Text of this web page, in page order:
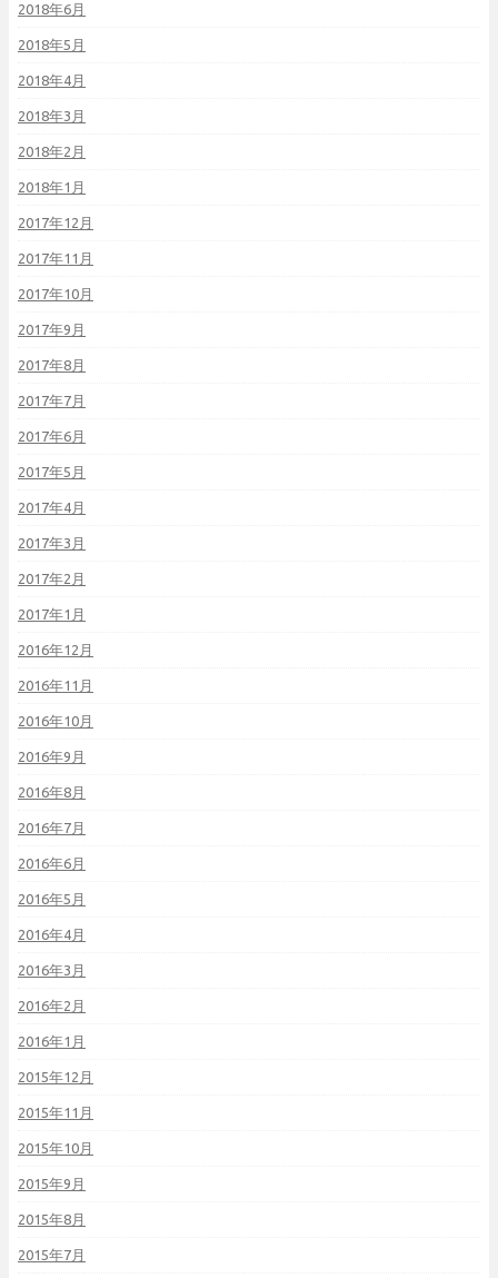
2018年6月
2018年5月
2018年4月
2018年3月
2018年2月
2018年1月
2017年12月
2017年11月
2017年10月
2017年9月
2017年8月
2017年7月
2017年6月
2017年5月
2017年4月
2017年3月
2017年2月
2017年1月
2016年12月
2016年11月
2016年10月
2016年9月
2016年8月
2016年7月
2016年6月
2016年5月
2016年4月
2016年3月
2016年2月
2016年1月
2015年12月
2015年11月
2015年10月
2015年9月
2015年8月
2015年7月